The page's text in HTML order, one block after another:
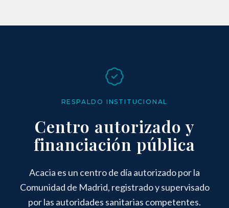
RESPALDO INSTITUCIONAL
Centro autorizado y
financiación pública
Acacia es un centro de día autorizado por la
Comunidad de Madrid, registrado y supervisado
por las autoridades sanitarias competentes.